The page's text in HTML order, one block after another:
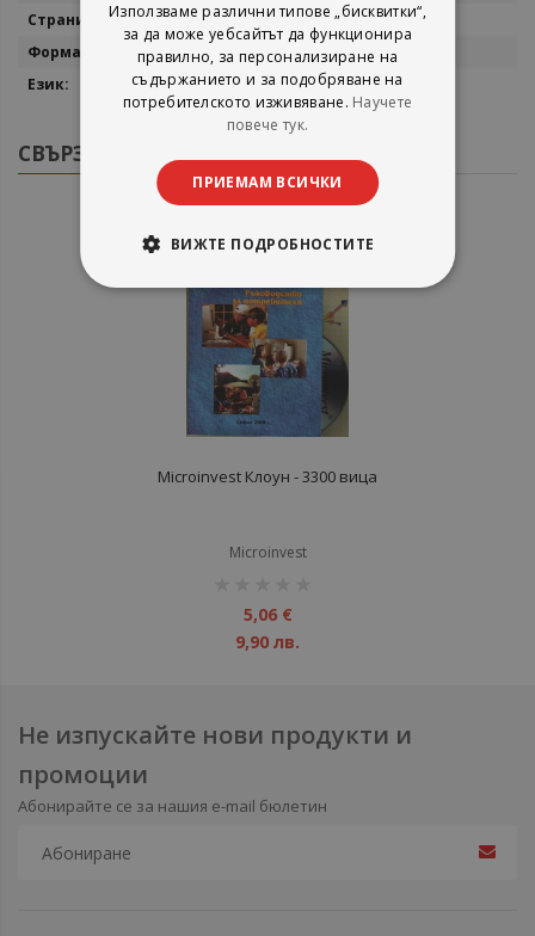
374
21cm x 14cm
Български
СВЪРЗАНИ ПРОДУКТИ
Microinvest Клоун - 3300 вица
Microinvest
5,06 €
9,90 лв.
Не изпускайте нови продукти и
промоции
Абонирайте се за нашия e-mail бюлетин
Използваме различни типове „бисквитки“,
за да може уебсайтът да функционира
правилно, за персонализиране на
съдържанието и за подобряване на
потребителското изживяване. Научете
повече тук.
ПРИЕМАМ ВСИЧКИ
ВИЖТЕ ПОДРОБНОСТИТЕ